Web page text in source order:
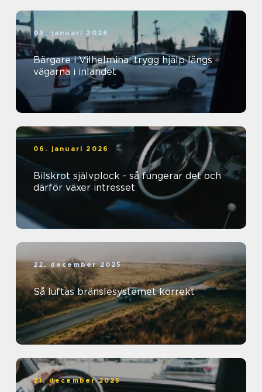
09. januari 2026
Bärgare i Vilhelmina: trygg hjälp längs
vägarna i inlandet
06. januari 2026
Bilskrot självplock - så fungerar det och
därför växer intresset
22. december 2025
Så luftas bränslesystemet korrekt
21. december 2025